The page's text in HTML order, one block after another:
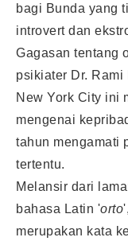
bagi Bunda yang
introvert dan
Gagasan tentang
psikiater Dr.
New York City ini
mengenai
tahun mengamati
tertentu.
Melansir dari
bahasa Latin 'orto
merupakan kata